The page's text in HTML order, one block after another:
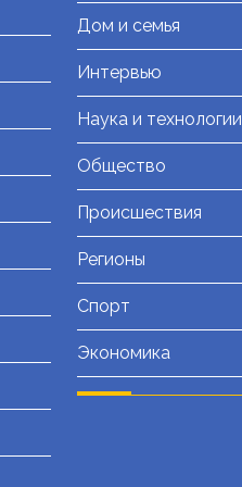
Дом и семья
Интервью
Наука и технологии
Общество
Происшествия
Регионы
Спорт
Экономика